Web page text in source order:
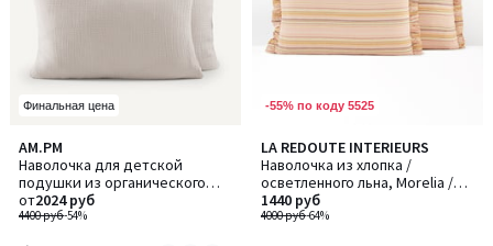
Финальная цена
AM.PM
Наволочка для детской
подушки из органического
хлопкового газа, Yafa / Яфа
4400 руб-54%
от2024 руб
3
/
5
Количество
цветов:
4
-55% по коду 5525
LA REDOUTE INTERIEURS
Наволочка из хлопка /
осветленного льна, Morelia /
Морелия
4000 руб-64%
1440 руб